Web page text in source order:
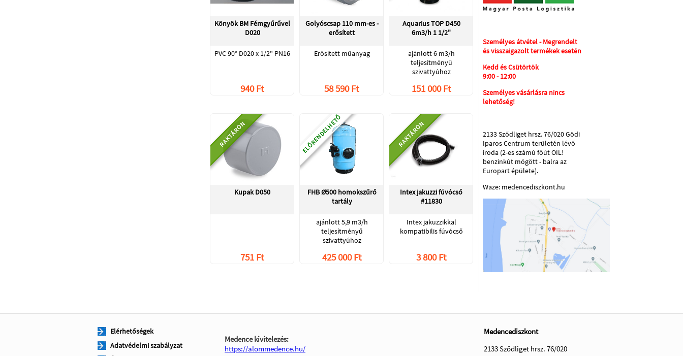
Könyök BM Fémgyűrűvel
D020
PVC 90° D020 x 1/2" PN16
940 Ft
Golyóscsap 110 mm-es -
erősített
Erősített műanyag
58 590 Ft
Aquarius TOP D450
6m3/h 1 1/2"
ajánlott 6 m3/h
teljesítményű
szivattyúhoz
151 000 Ft
RAKTÁRON
Kupak D050
751 Ft
ELŐRENDELHETŐ
FHB Ø500 homokszűrő
tartály
ajánlott 5,9 m3/h
teljesítményű
szivattyúhoz
425 000 Ft
RAKTÁRON
Intex jakuzzi fúvócső
#11830
Intex jakuzzikkal
kompatibilis fúvócső
3 800 Ft
Személyes átvétel - Megrendelt
és visszaigazolt termékek esetén
Kedd és Csütörtök
9:00 - 12:00
Személyes vásárlásra nincs
lehetőség!
2133 Sződliget hrsz. 76/020 Gödi
Iparos Centrum területén lévő
iroda (2-es számú főút OIL!
benzinkút mögött - balra az
Europart épülete).
Waze: medencediszkont.hu
Elérhetőségek
Adatvédelmi szabályzat
Medence kivitelezés:
https://alommedence.hu/
Medencediszkont
2133 Sződliget hrsz. 76/020